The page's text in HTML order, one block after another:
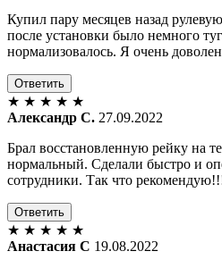
Купил пару месяцев назад
после установки было немного
нормализовалось. Я очень
Ответить
★ ★ ★ ★ ★
Александр С. 27.09.2022
Брал восстановленную рейку на
нормальный. Сделали быстро и
сотрудники. Так что
Ответить
★ ★ ★ ★ ★
Анастасия С 19.08.2022